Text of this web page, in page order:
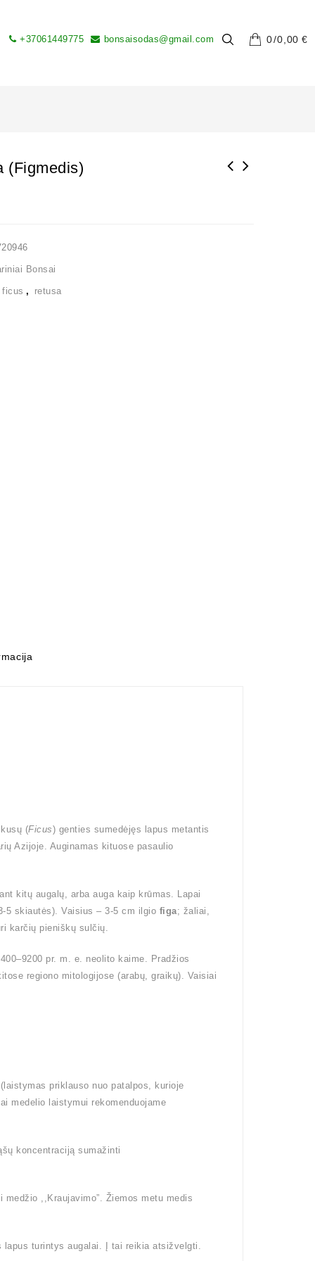
0 0,00€
+37061449775 bonsaisodas@gmail.com
(Figmedis)
Bonsai
ficus , retusa
(Ficus) genties sumedėjęs lapus metantis
Azijoje. Auginamas kituose pasaulio
kitų augalų, arba auga kaip krūmas. Lapai
5 skiautės). Vaisius – 3-5 cm ilgio figa; žaliai,
karčių pieniškų sulčių.
pr. m. e. neolito kaime. Pradžios
regiono mitologijose (arabų, graikų). Vaisiai
priklauso nuo patalpos, kurioje
medelio laistymui rekomenduojame
koncentraciją sumažinti
,,Kraujavimo”. Žiemos metu medis
turintys augalai. Į tai reikia atsižvelgti.